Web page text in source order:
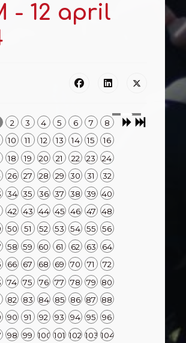
- 12 april
2 3 4 5 6 7
8
10 11 12 13 14 15
16
18 19 20 21 22 23
24
26 27 28 29 30 31
32
34 35 36 37 38 39
40
42 43 44 45 46 47
48
50 51 52 53 54 55
56
58 59 60 61 62 63
64
66 67 68 69 70 71
72
74 75 76 77 78 79
80
82 83 84 85 86 87
88
90 91 92 93 94 95
96
98 99 100 101 102 103 104